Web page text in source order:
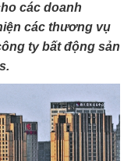
các doanh
các thương vụ
ty bất động sản